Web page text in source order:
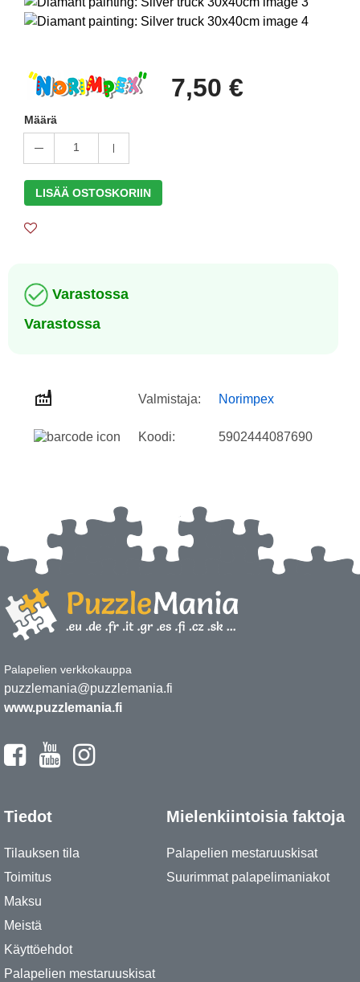
7,50 €
Määrä
1
LISÄÄ OSTOSKORIIN
Varastossa
Varastossa
Valmistaja: Norimpex
Koodi: 5902444087690
Palapelien verkkokauppa
puzzlemania@puzzlemania.fi
www.puzzlemania.fi
Tiedot
Tilauksen tila
Toimitus
Maksu
Meistä
Käyttöehdot
Palapelien mestaruuskisat
Mielenkiintoisia faktoja
Palapelien mestaruuskisat
Suurimmat palapelimaniakot